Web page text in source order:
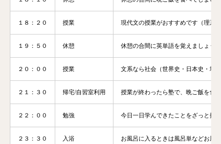
１８：２０ 授業 現代文の授業がおすすめです（理系
１９：５０ 休憩 休憩の合間に英単語を覚えましょう
２０：００ 授業 文系なら社会（世界史・日本史・地
２１：３０ 帰宅/自習室利用 授業が終わったら塾で、晩ご飯を食
２２：００ 勉強 今日一日学んできたことをざっと振
２３：３０ 入浴 お風呂に入るときは風呂単などお風